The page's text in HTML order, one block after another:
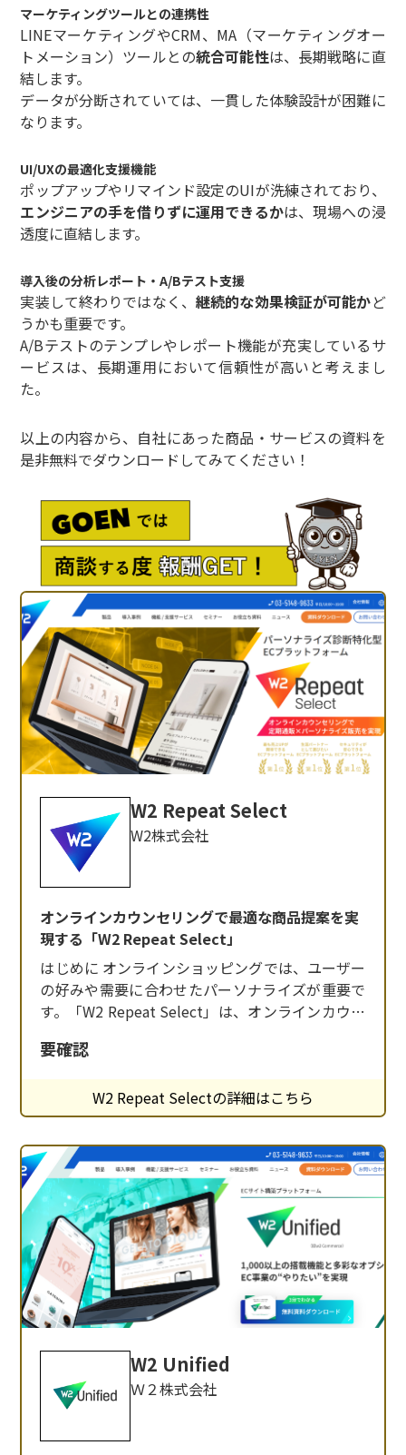
マーケティングツールとの連携性
LINEマーケティングやCRM、MA（マーケティングオー
トメーション）ツールとの統合可能性は、長期戦略に直
結します。
データが分断されていては、一貫した体験設計が困難に
なります。
UI/UXの最適化支援機能
ポップアップやリマインド設定のUIが洗練されており、
エンジニアの手を借りずに運用できるかは、現場への浸
透度に直結します。
導入後の分析レポート・A/Bテスト支援
実装して終わりではなく、 継続的な効果検証が可能かど
うかも重要です。
A/Bテストのテンプレやレポート機能が充実しているサ
ービスは、長期運用において信頼性が高いと考えまし
た。
以上の内容から、自社にあった商品・サービスの資料を
是非無料でダウンロードしてみてください！
W2 Repeat Select
W2株式会社
オンラインカウンセリングで最適な商品提案を実
現する「W2 Repeat Select」
はじめに オンラインショッピングでは、ユーザー
の好みや需要に合わせたパーソナライズが重要で
す。「W2 Repeat Select」は、オンラインカウン
トフォームです。 「W2 Repeat Select」とは EC
サイトのパーソナライズを実現するオンラインカ
ウンセリングシステム。ユーザーの回答をもとに
商品を提案し
要確認
W2 Repeat Selectの詳細はこちら
W2 Unified
Ｗ２株式会社